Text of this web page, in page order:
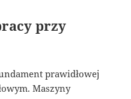
przy
prawidłowej
Maszyny